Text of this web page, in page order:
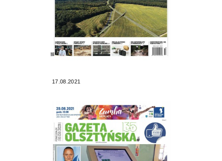
17.08.2021